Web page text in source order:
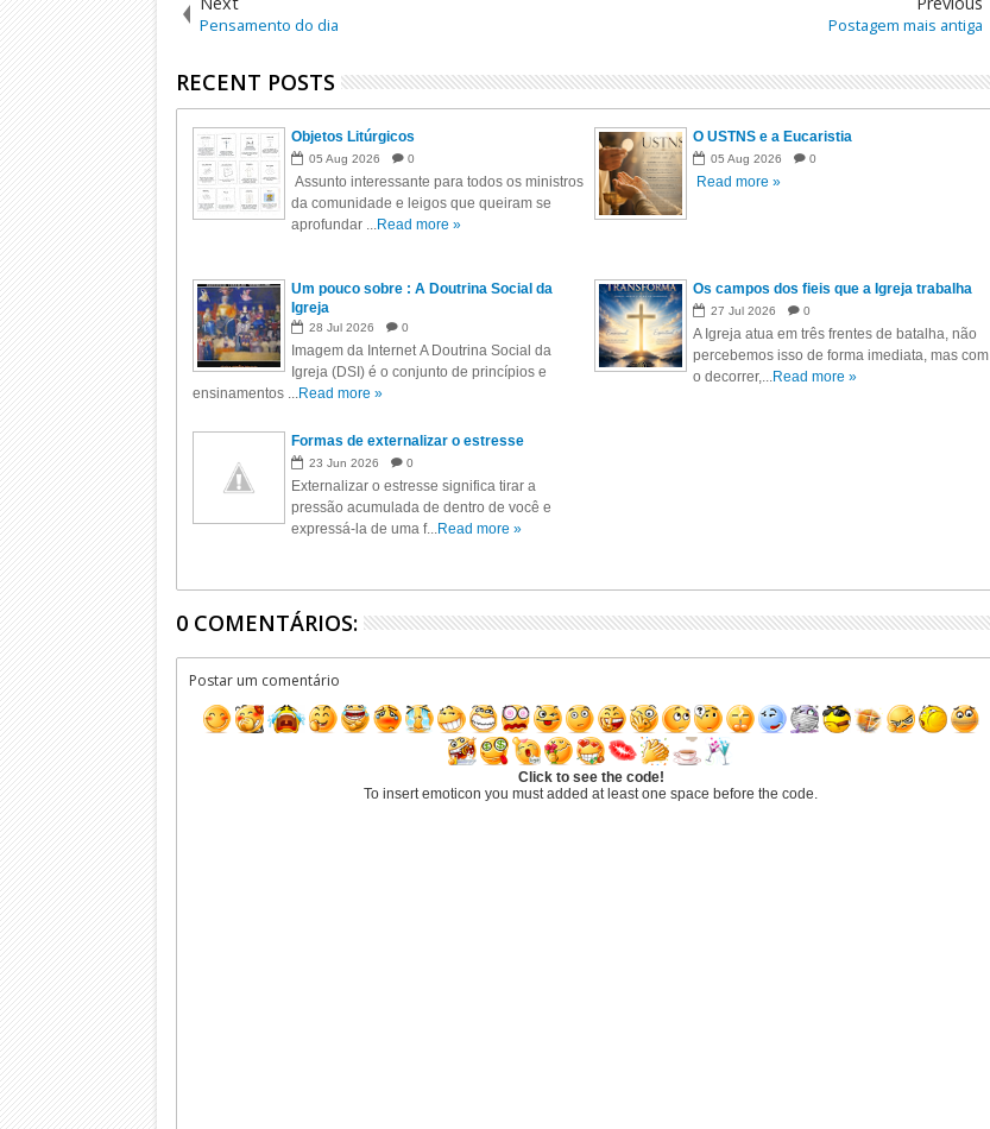
Pensamento do dia Postagem mais antiga
RECENT POSTS
Objetos Litúrgicos
05 Aug 2026 0
Assunto interessante para todos os ministros
da comunidade e leigos que queiram se
aprofundar ...Read more »
O USTNS e a Eucaristia
05 Aug 2026 0
Read more »
Um pouco sobre : A Doutrina Social da
Igreja
28 Jul 2026 0
Imagem da Internet A Doutrina Social da
Igreja (DSI) é o conjunto de princípios e
ensinamentos ...Read more »
Os campos dos fieis que a Igreja trabalha
27 Jul 2026 0
A Igreja atua em três frentes de batalha, não
percebemos isso de forma imediata, mas com
o decorrer,...Read more »
Formas de externalizar o estresse
23 Jun 2026 0
Externalizar o estresse significa tirar a
pressão acumulada de dentro de você e
expressá-la de uma f...Read more »
0 COMENTÁRIOS:
Postar um comentário
Click to see the code!
To insert emoticon you must added at least one space before the code.